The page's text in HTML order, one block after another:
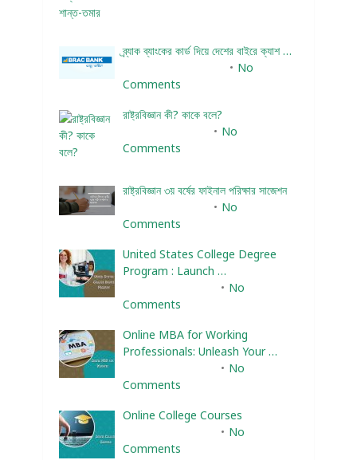
ব্র্যাক ব্যাংকের কার্ড দিয়ে দেশের বাইরে ক্যাশ …
No
Comments
রাষ্ট্রবিজ্ঞান কী? কাকে বলে?
No
Comments
রাষ্ট্রবিজ্ঞান ৩য় বর্ষের ফাইনাল পরিক্ষার সাজেশন
No
Comments
United States College Degree
Program : Launch …
No
Comments
Online MBA for Working
Professionals: Unleash Your …
No
Comments
Online College Courses
No
Comments